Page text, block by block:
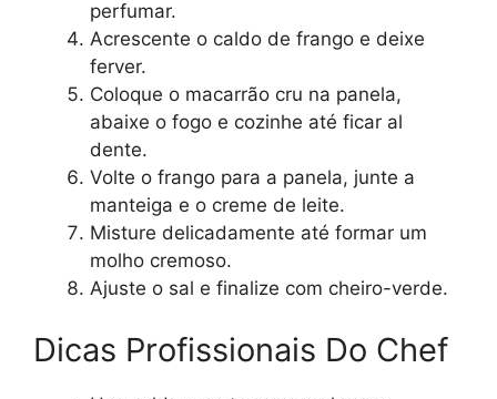
perfumar.
Acrescente o caldo de frango e deixe
ferver.
Coloque o macarrão cru na panela,
abaixe o fogo e cozinhe até ficar al
dente.
Volte o frango para a panela, junte a
manteiga e o creme de leite.
Misture delicadamente até formar um
molho cremoso.
Ajuste o sal e finalize com cheiro-verde.
Dicas Profissionais Do Chef